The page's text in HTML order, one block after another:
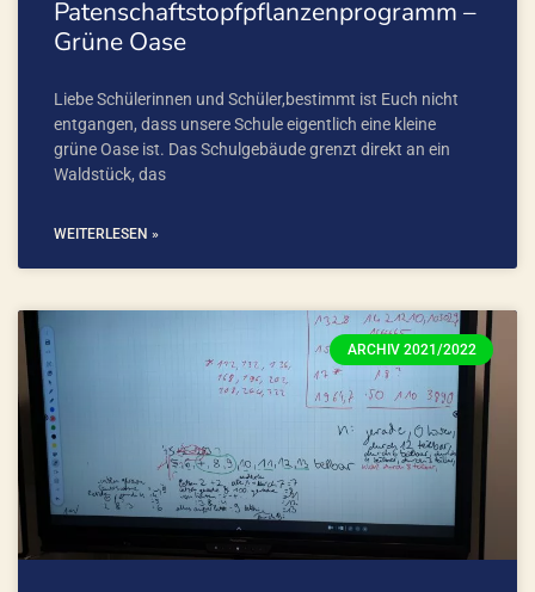
Patenschaftstopfpflanzenprogramm –
Grüne Oase
Liebe Schülerinnen und Schüler,bestimmt ist Euch nicht
entgangen, dass unsere Schule eigentlich eine kleine
grüne Oase ist. Das Schulgebäude grenzt direkt an ein
Waldstück, das
WEITERLESEN »
ARCHIV 2021/2022